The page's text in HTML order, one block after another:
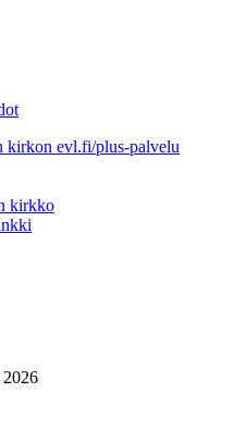
kirkon evl.fi/plus-palvelu
kirkko